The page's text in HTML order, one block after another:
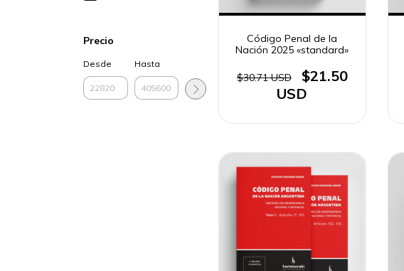
Precio
Desde Hasta
Código Penal de la
Nación 2025 «standard»
$30.71 USD
$21.50
USD